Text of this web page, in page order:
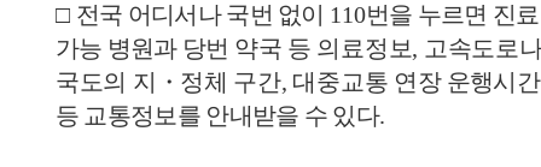
□ 전국 어디서나 국번 없이 110번을 누르면 진료
가능 병원과 당번 약국 등 의료정보, 고속도로
국도의 지
・ 정체 구간, 대중교통 연장 운행시간
등 교통정보를 안내받을 수 있다.